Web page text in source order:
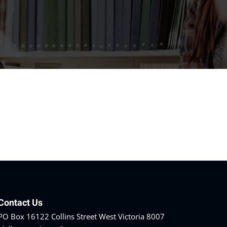
Us
Box 16122 Collins Street West Victoria 8007